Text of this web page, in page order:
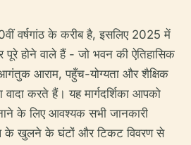
वर्षगांठ के करीब है, इसलिए 2025 में
पूरे होने वाले हैं - जो भवन की ऐतिहासिक
आराम, पहुँच-योग्यता और शैक्षिक
करते हैं। यह मार्गदर्शिका आपको
के लिए आवश्यक सभी जानकारी
के खुलने के घंटों और टिकट विवरण से